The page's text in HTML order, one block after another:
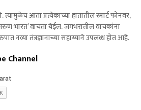
आता प्रत्येकाच्या हातातील स्मार्ट फोनवर,
भारत’ वाचता येईल. जगभरातील वाचकांना
नव्या तंत्रज्ञानाच्या सहाय्याने उपलब्ध होत आहे.
Channel